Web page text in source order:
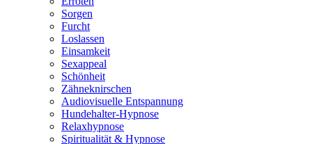
Sorgen
Furcht
Loslassen
Einsamkeit
Sexappeal
Schönheit
Zähneknirschen
Audiovisuelle Entspannung
Hundehalter-Hypnose
Relaxhypnose
Spiritualität & Hypnose